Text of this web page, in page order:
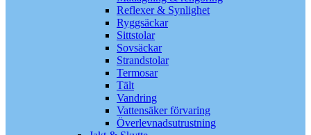
Reflexer & Synlighet
Ryggsäckar
Sittstolar
Sovsäckar
Strandstolar
Termosar
Tält
Vandring
Vattensäker förvaring
Överlevnadsutrustning